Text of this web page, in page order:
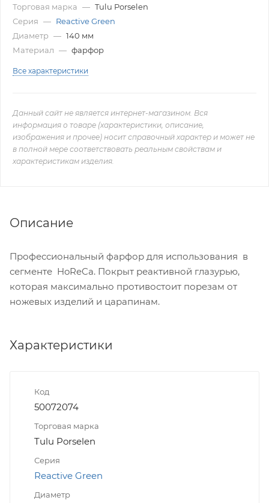
Торговая марка — Tulu Porselen
Серия — Reactive Green
Диаметр — 140 мм
Материал — фарфор
Все характеристики
Данный сайт не является интернет-магазином. Вся
информация о товаре (характеристики, описание,
изображения и прочее) носит справочный характер и может не
в полной мере соответствовать реальным свойствам и
характеристикам изделия.
Описание
Профессиональный фарфор для использования в
сегменте HoReCa. Покрыт реактивной глазурью,
которая максимально противостоит порезам от
ножевых изделий и царапинам.
Характеристики
Код
50072074
Торговая марка
Tulu Porselen
Серия
Reactive Green
Диаметр